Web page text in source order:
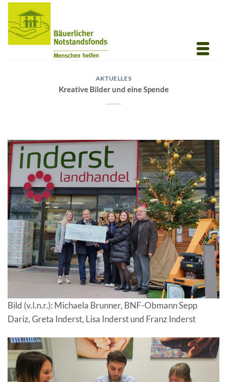
Inhalt
springen
AKTUELLES
Kreative Bilder und eine Spende
Bild (v.l.n.r.): Michaela Brunner, BNF-Obmann Sepp
Dariz, Greta Inderst, Lisa Inderst und Franz Inderst